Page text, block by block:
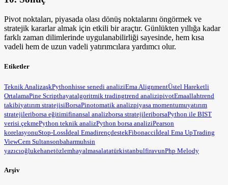
Pivot noktaları, piyasada olası dönüş noktalarını öngörmek ve
stratejik kararlar almak için etkili bir araçtır. Günlükten yıllığa kadar
farklı zaman dilimlerinde uygulanabilirliği sayesinde, hem kısa
vadeli hem de uzun vadeli yatırımcılara yardımcı olur.
Etiketler
Teknik AnalizaşkPythonhisse senedi analiziEma AlignmentÜstel Hareketli
OrtalamaPine Scripthayatalgoritmik tradingtrend analizipivotEmaallahtrend
takibiyatırım stratejisiBorsaPinotomatik analizpiyasa momentumuyatırım
stratejileriborsa eğitimifinansal analizborsa stratejileriborsaPython ile BIST
verisi çekmePython teknik analizPython borsa analiziPearson
korelasyonuStop-Lossİdeal EmadirençdestekFibonacciİdeal Ema UpTrading
ViewCem Sultansonbaharmuhsin
yazıcıoğlukehanetözlemhayalmasalatatürkistanbulfiravunPhp Melody
Arşiv